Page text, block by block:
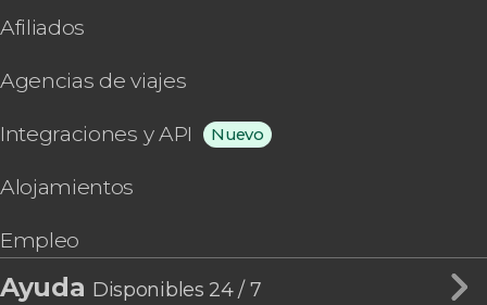
Afiliados
Agencias de viajes
Integraciones y API Nuevo
Alojamientos
Empleo
Ayuda Disponibles 24 / 7